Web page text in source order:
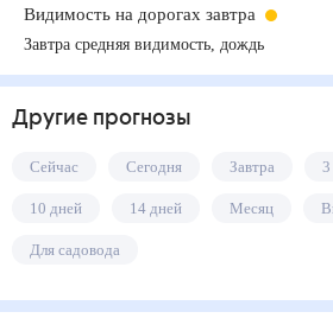
Видимость на дорогах завтра
Завтра средняя видимость, дождь
Другие прогнозы
Сейчас Сегодня Завтра
10 дней 14 дней Месяц
Для садовода